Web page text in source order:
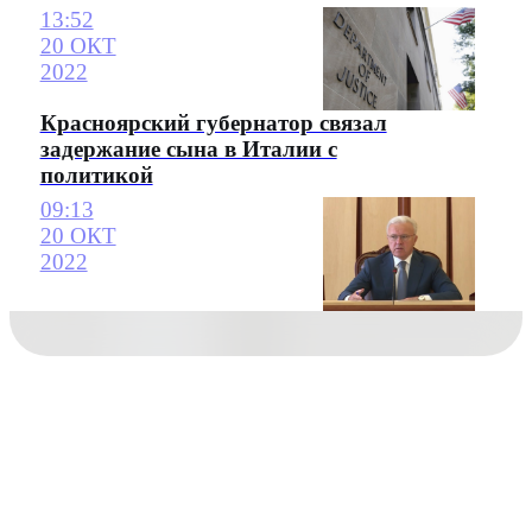
13:52
20 ОКТ
2022
Красноярский губернатор связал
задержание сына в Италии с
политикой
09:13
20 ОКТ
2022